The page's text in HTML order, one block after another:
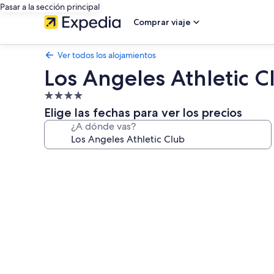
Pasar a la sección principal
Comprar viaje
Ver todos los alojamientos
Los Angeles Athletic
Alojamiento
de
4.0 estrellas
Elige las fechas para ver los precios
¿A dónde vas?